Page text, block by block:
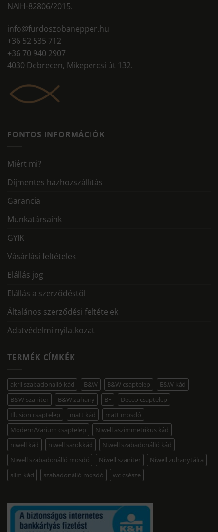
NAIH-82806/2015.
info@furdoszobanepper.hu
+36 52 535 712
+36 70 940 2907
4030 Debrecen, Mikepércsi út 132.
FONTOS INFORMÁCIÓK
Miért mi?
Díjmentes házhozszállítás
Garancia
Munkatársaink
GYIK
Vásárlási feltételek
Elállás jog
Elállás a szerződéstől
Általános szerződési feltételek
Adatvédelmi nyilatkozat
TERMÉK CÍMKÉK
akril szabadonálló kád B&W B&W csaptelep
B&W kád
B&W szaniter
B&W zuhany BF
Decco csaptelep
Illusion csaptelep
matt kád
matt mosdó
Modern/Varium csaptelep
Niwell aszimmetrikus kád
niwell kád
niwell sarokkád
Niwell szabadonálló kád
Niwell szabadonálló mosdó
Niwell szaniter
Niwell zuhanytálca
slim kád
szabadonálló mosdó wc csésze